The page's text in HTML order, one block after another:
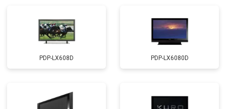
PDP-LX608D PDP-LX6080D